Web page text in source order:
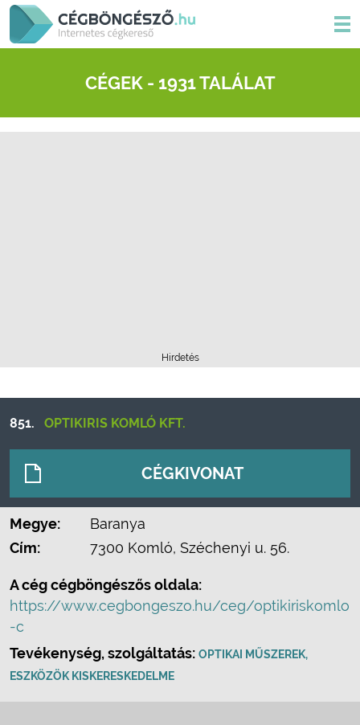
CÉGEK - 1931 TALÁLAT
Hirdetés
851. OPTIKIRIS KOMLÓ KFT.
CÉGKIVONAT
Megye:
Baranya
Cím:
7300 Komló, Széchenyi u. 56.
A cég cégböngészős oldala:
https://www.cegbongeszo.hu/ceg/optikiriskomlo
-c
Tevékenység, szolgáltatás: OPTIKAI MŰSZEREK,
ESZKÖZÖK KISKERESKEDELME